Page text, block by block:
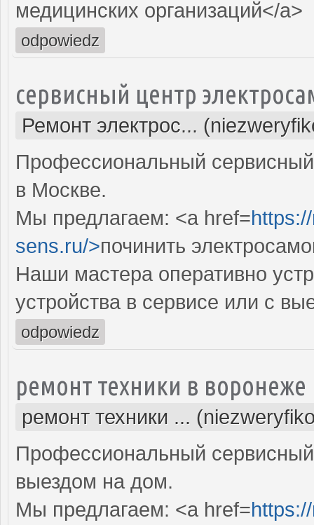
медицинских организаций</a>
odpowiedz
сервисный центр
Ремонт электрос...
Профессиональный
в Москве.
Мы предлагаем: <a href=
sens.ru/>починить
Наши мастера оперативно
устройства в сервисе или с
odpowiedz
ремонт техники в воронеже
ремонт техники ...
Профессиональный
выездом на дом.
Мы предлагаем: <a href=